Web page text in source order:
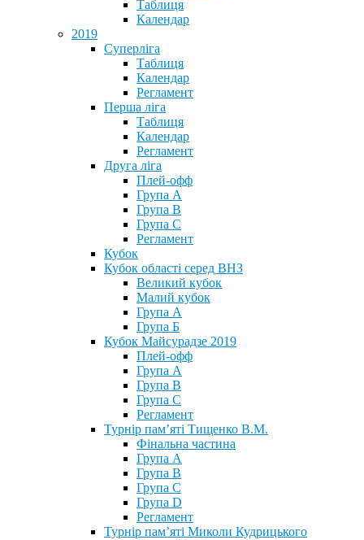
Таблиця
Календар
2019
Суперліга
Таблиця
Календар
Регламент
Перша ліга
Таблиця
Календар
Регламент
Друга ліга
Плей-офф
Група А
Група В
Група С
Регламент
Кубок
Кубок області серед ВНЗ
Великий кубок
Малий кубок
Група А
Група Б
Кубок Майсурадзе 2019
Плей-офф
Група А
Група В
Група С
Регламент
Турнір пам’яті Тищенко В.М.
Фінальна частина
Група А
Група В
Група С
Група D
Регламент
Турнір пам’яті Миколи Кудрицького